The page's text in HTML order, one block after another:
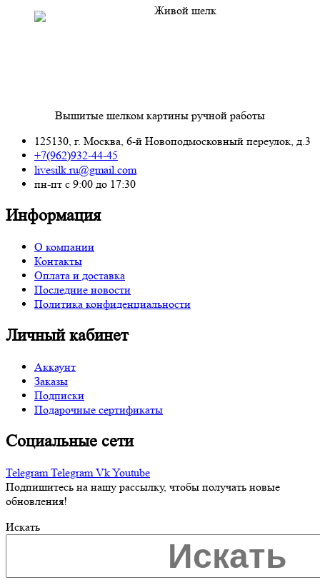
Вышитые шелком картины ручной работы
125130, г. Москва, 6-й Новоподмосковный переулок, д.3
+7(962)932-44-45
livesilk.ru@gmail.com
пн-пт с 9:00 до 17:30
Информация
О компании
Контакты
Оплата и доставка
Последние новости
Политика конфиденциальности
Личный кабинет
Аккаунт
Заказы
Подписки
Подарочные сертификаты
Социальные сети
Telegram Telegram VkYoutube
Подпишитесь на нашу рассылку, чтобы получать новые
обновления!
Искать